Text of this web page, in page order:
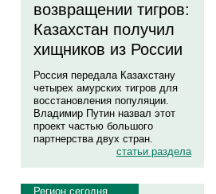
возвращении тигров:
Казахстан получил
хищников из России
Россия передала Казахстану
четырех амурских тигров для
восстановления популяции.
Владимир Путин назвал этот
проект частью большого
партнерства двух стран.
статьи раздела
Регион сегодня